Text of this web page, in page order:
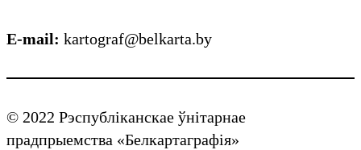
E-mail: kartograf@belkarta.by
© 2022 Рэспубліканскае ўнітарнае
прадпрыемства «Белкартаграфія»